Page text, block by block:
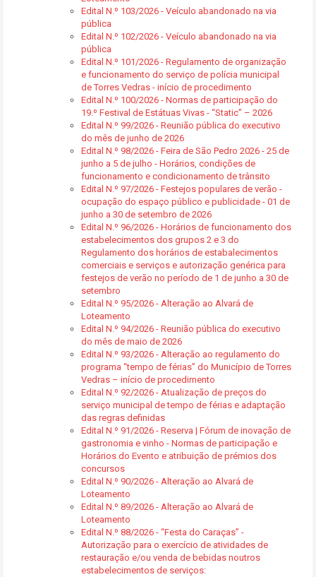
Edital N.º 103/2026 - Veículo abandonado na via
pública
Edital N.º 102/2026 - Veículo abandonado na via
pública
Edital N.º 101/2026 - Regulamento de organização
e funcionamento do serviço de polícia municipal
de Torres Vedras - início de procedimento
Edital N.º 100/2026 - Normas de participação do
19.º Festival de Estátuas Vivas - “Static” – 2026
Edital N.º 99/2026 - Reunião pública do executivo
do mês de junho de 2026
Edital N.º 98/2026 - Feira de São Pedro 2026 - 25 de
junho a 5 de julho - Horários, condições de
funcionamento e condicionamento de trânsito
Edital N.º 97/2026 - Festejos populares de verão -
ocupação do espaço público e publicidade - 01 de
junho a 30 de setembro de 2026
Edital N.º 96/2026 - Horários de funcionamento dos
estabelecimentos dos grupos 2 e 3 do
Regulamento dos horários de estabalecimentos
comerciais e serviços e autorização genérica para
festejos de verão no período de 1 de junho a 30 de
setembro
Edital N.º 95/2026 - Alteração ao Alvará de
Loteamento
Edital N.º 94/2026 - Reunião pública do executivo
do mês de maio de 2026
Edital N.º 93/2026 - Alteração ao regulamento do
programa “tempo de férias” do Município de Torres
Vedras – início de procedimento
Edital N.º 92/2026 - Atualização de preços do
serviço municipal de tempo de férias e adaptação
das regras definidas
Edital N.º 91/2026 - Reserva | Fórum de inovação de
gastronomia e vinho - Normas de participação e
Horários do Evento e atribuição de prémios dos
concursos
Edital N.º 90/2026 - Alteração ao Alvará de
Loteamento
Edital N.º 89/2026 - Alteração ao Alvará de
Loteamento
Edital N.º 88/2026 - “Festa do Caraças” -
Autorização para o exercício de atividades de
restauração e/ou venda de bebidas noutros
estabelecimentos de serviços: